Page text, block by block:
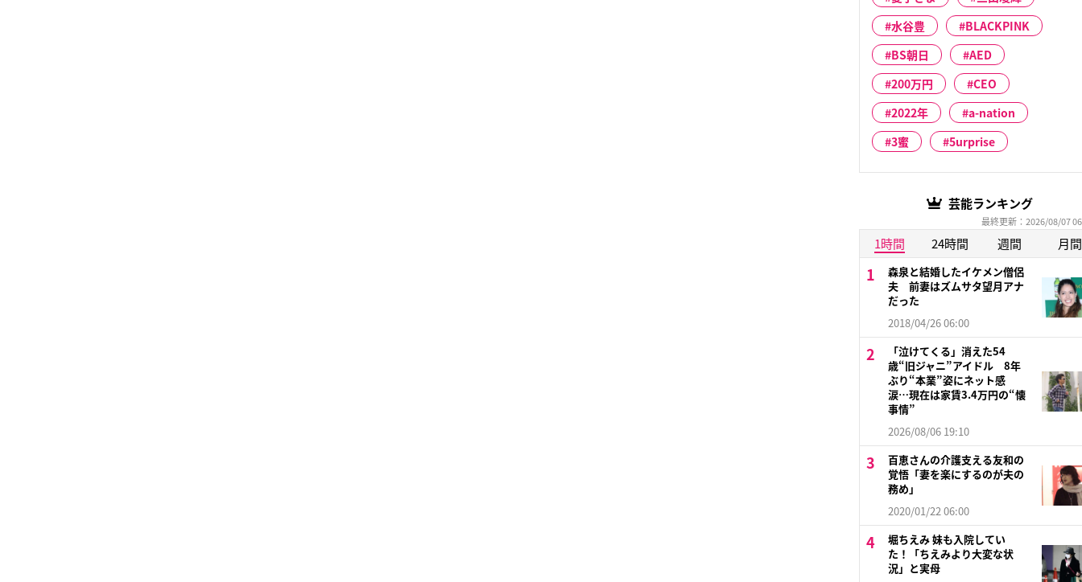
水谷豊
BLACKPINK
BS朝日
AED
200万円
CEO
2022年
a-nation
3蜜
5urprise
芸能ランキング
最終更新：2026/08/07
1時間 24時間 週間 月間
森泉と結婚したイケメン僧侶
夫 前妻はズムサタ望月アナ
だった
2018/04/26 06:00
「泣けてくる」消えた54
歳“旧ジャニ”アイドル 8年
ぶり“本業”姿にネット感
涙…現在は家賃3.4万円の“懐
事情”
2026/08/06 19:10
百恵さんの介護支える友和の
覚悟「妻を楽にするのが夫の
務め」
2020/01/22 06:00
堀ちえみ 妹も入院してい
た！「ちえみより大変な状
況」と実母